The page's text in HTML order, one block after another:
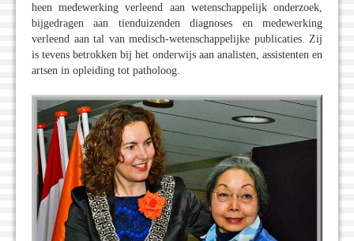
heen medewerking verleend aan wetenschappelijk onderzoek,
bijgedragen aan tienduizenden diagnoses en medewerking
verleend aan tal van medisch-wetenschappelijke publicaties. Zij
is tevens betrokken bij het onderwijs aan analisten, assistenten en
artsen in opleiding tot patholoog.